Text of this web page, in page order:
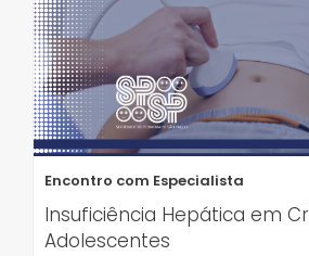
Encontro com Especialista
Insuficiência Hepática em
Adolescentes